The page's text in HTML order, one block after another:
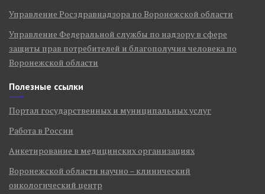
Управление Росздравнадзора по Воронежской области
Управление Федеральной службы по надзору в сфере
защиты прав потребителей и благополучия человека по
Воронежской области
Полезные ссылки
Портал государственных и муниципальных услуг
Работа в России
Анкетирование в медицинских организациях
Воронежской области научно – клинический
онкологический центр